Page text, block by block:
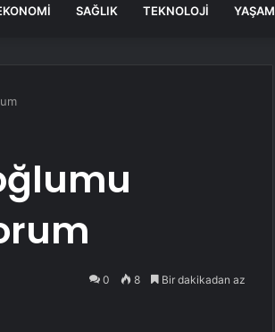
SAĞLIK TEKNOLOJI YAŞAM
0 8 Bir dakikadan az